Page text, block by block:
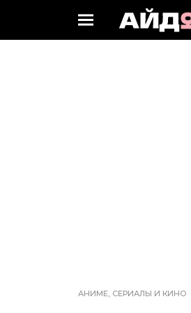
АНИМЕ, СЕРИАЛЫ И КИНО